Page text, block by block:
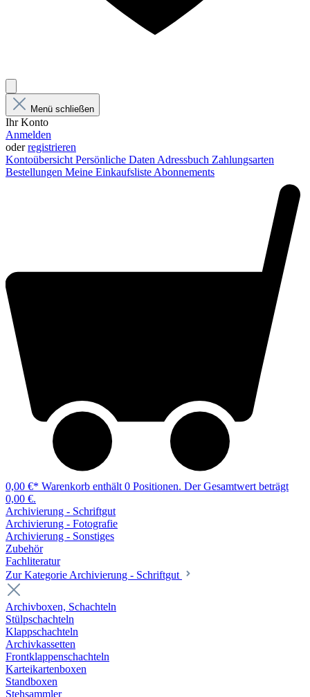
Menü schließen
Ihr Konto
Anmelden
oderregistrieren
Kontoübersicht Persönliche Daten Adressbuch Zahlungsarten
Bestellungen Meine Einkaufsliste Abonnements
0,00 €* Warenkorb enthält 0 Positionen. Der Gesamtwert beträgt
0,00 €.
Archivierung - Schriftgut
Archivierung - Fotografie
Archivierung - Sonstiges
Zubehör
Fachliteratur
Zur Kategorie Archivierung - Schriftgut
Archivboxen, Schachteln
Stülpschachteln
Klappschachteln
Archivkassetten
Frontklappenschachteln
Karteikartenboxen
Standboxen
Stehsammler